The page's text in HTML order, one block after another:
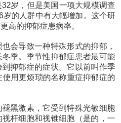
岁，但是美国一项大规模调查
的人群中有大幅增加。这个研
高的抑郁症患病率。
导致一种特殊形式的抑郁，
季。季节性抑郁症患者最可能
抑郁症的症状。它以前叫作季
用更烦琐的名称重症抑郁症的
黑激素，它受到特殊光敏细胞
杆细胞和视锥细胞（是的，一